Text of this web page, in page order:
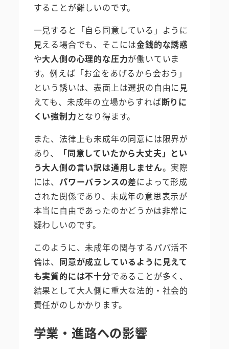
することが難しいのです。
一見すると「自ら同意している」ように
見える場合でも、そこには金銭的な誘惑
や大人側の心理的な圧力が働いていま
す。例えば「お金をあげるから会おう」
という誘いは、表面上は選択の自由に見
えても、未成年の立場からすれば断りに
くい強制力 となり得ます。
また、法律上も未成年の同意には限界が
あり、
「同意していたから大丈夫」とい
う大人側の言い訳は通用しません。実際
には、 パワーバランスの差によって形成
された関係であり、未成年の意思表示が
本当に自由であったのかどうかは非常に
疑わしいのです。
このように、未成年の関与するパパ活不
倫は、 同意が成立しているように見えて
も実質的には不十分であることが多く、
結果として大人側に重大な法的・社会的
責任がのしかかります。
学業・進路への影響